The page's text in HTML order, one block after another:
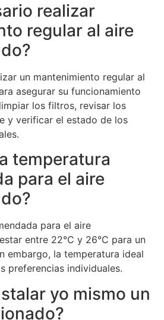
realizar
regular al aire
un mantenimiento regular al
asegurar su funcionamiento
los filtros, revisar los
y verificar el estado de los
temperatura
para el aire
para el aire
entre 22°C y 26°C para un
embargo, la temperatura ideal
preferencias individuales.
yo mismo un